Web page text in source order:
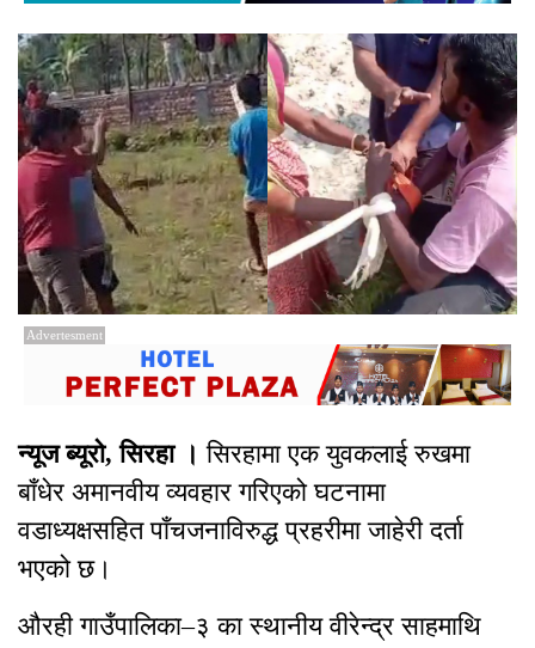
Advertesment
न्यूज ब्यूरो, सिरहा । सिरहामा एक युवकलाई रुखमा
बाँधेर अमानवीय व्यवहार गरिएको घटनामा
वडाध्यक्षसहित पाँचजनाविरुद्ध प्रहरीमा जाहेरी दर्ता
भएको छ।
औरही गाउँपालिका–३ का स्थानीय वीरेन्द्र साहमाथि